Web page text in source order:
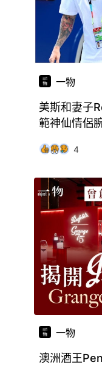
一物
美斯和妻子
範神仙情侶
4
一物
澳洲酒王